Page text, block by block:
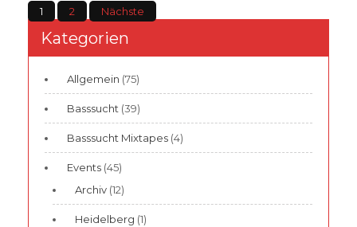
Seitennummerierung
der
Beiträge
1 2 Nächste
Kategorien
Allgemein (75)
Basssucht (39)
Basssucht Mixtapes (4)
Events (45)
Archiv (12)
Heidelberg (1)